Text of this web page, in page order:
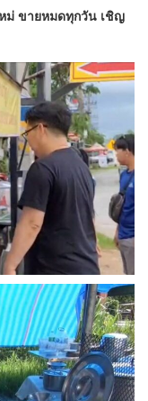
ม่ ขายหมดทุกวัน เชิญ